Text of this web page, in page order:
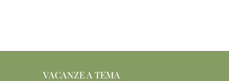
VACANZE A TEMA